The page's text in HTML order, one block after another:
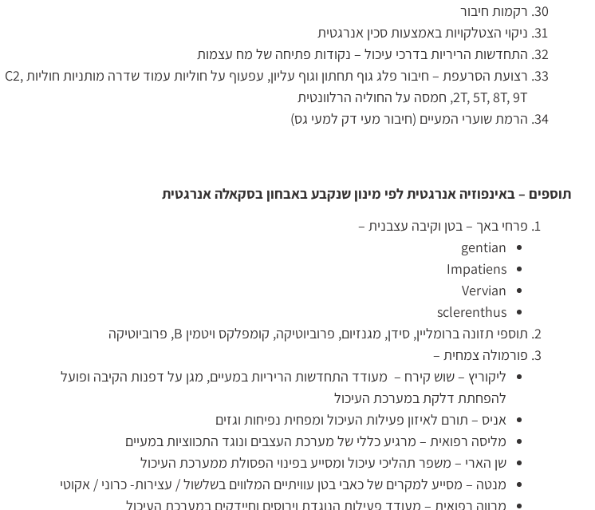
רקמות חיבור
ניקוי הצטלקויות באמצעות סכין אנרגטית
התחדשות הריריות בדרכי עיכול – נקודות פתיחה של מח עצמות
רצועת הסרעפת – חיבור פלג גוף תחתון וגוף עליון, עפעוף על חוליות עמוד שדרה מותניות חוליות C2,
2T, 5T, 8T, 9T, חמסה על החוליה הרלוונטית
הרמת שוערי המעיים (חיבור מעי דק למעי גס)
תוספים – באינפוזיה אנרגטית לפי מינון שנקבע באבחון בסקאלה אנרגטית
פרחי באך – בטן וקיבה עצבנית –
gentian
Impatiens
Vervian
sclerenthus
תוספי תזונה ברומליין, סידן, מגנזיום, פרוביוטיקה, קומפלקס ויטמין B, פרוביוטיקה
פורמולה צמחית –
ליקוריץ – שוש קירח – מעודד התחדשות הריריות במעיים, מגן על דפנות הקיבה ופועל
להפחתת דלקת במערכת העיכול
אניס – תורם לאיזון פעילות העיכול ומפחית נפיחות וגזים
מליסה רפואית – מרגיע כללי של מערכת העצבים ונוגד התכווציות במעיים
שן הארי – משפר תהליכי עיכול ומסייע בפינוי הפסולת ממערכת העיכול
מנטה – מסייע למקרים של כאבי בטן עוויתיים המלווים בשלשול / עצירות- כרוני / אקוטי
מרווה רפואית – מעודד פעילות הנוגדת וירוסים וחיידקים במערכת העיכול